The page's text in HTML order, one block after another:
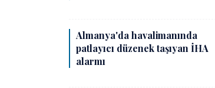
Almanya'da havalimanında
patlayıcı düzenek taşıyan İHA
alarmı